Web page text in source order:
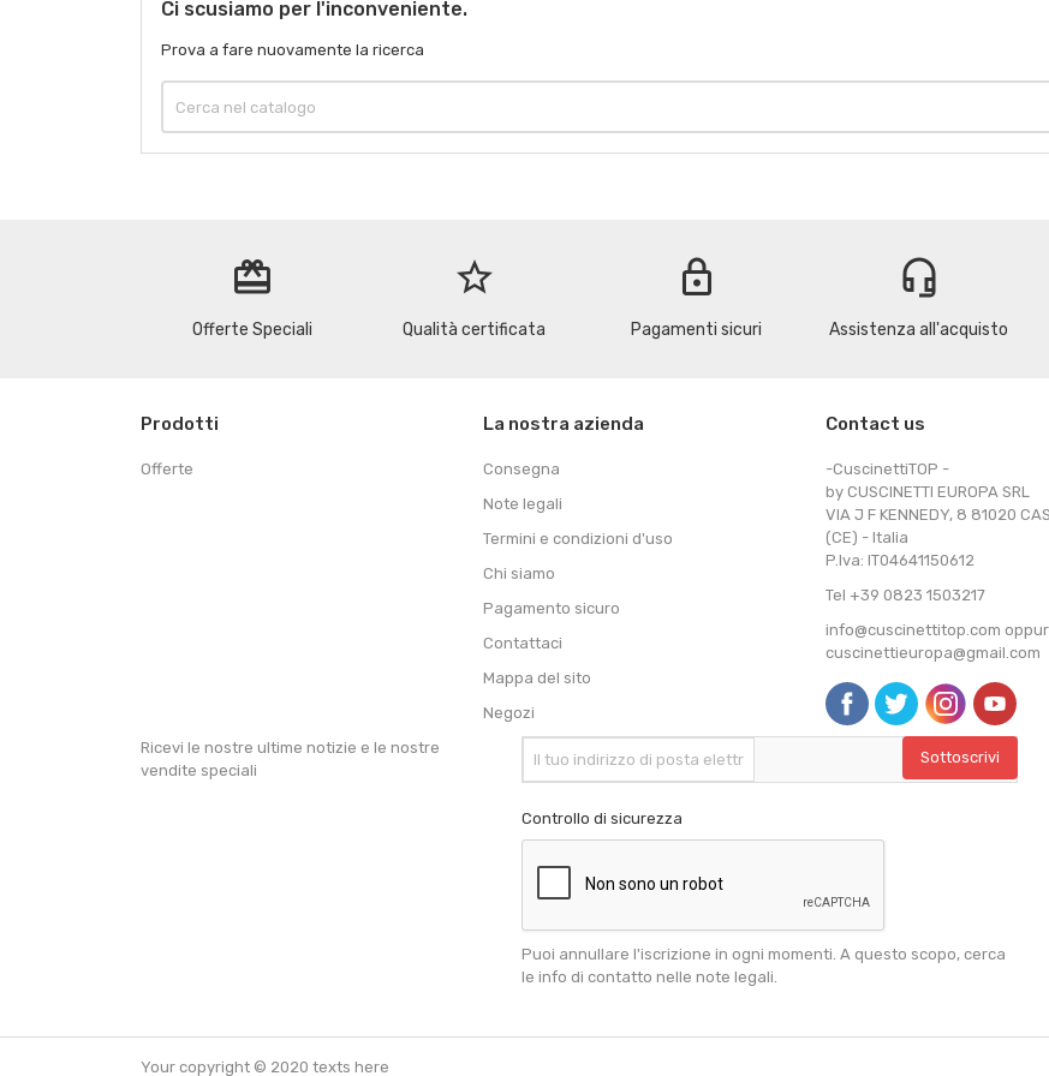
Ci scusiamo per l'inconveniente.
Prova a fare nuovamente la ricerca
redeem
Offerte Speciali
star_border
Qualità certificata
lock
Pagamenti sicuri
headset_mic
Assistenza all'acquisto
Prodotti
Offerte
La nostra azienda
Consegna
Note legali
Termini e condizioni d'uso
Chi siamo
Pagamento sicuro
Contattaci
Mappa del sito
Negozi
Contact us
-CuscinettiTOP -
by CUSCINETTI EUROPA SRL
VIA J F KENNEDY, 8 81020
(CE) - Italia
P.Iva: IT04641150612
Tel +39 0823 1503217
info@cuscinettitop.com
cuscinettieuropa@gmail.com
Ricevi le nostre ultime notizie e le nostre
vendite speciali
Controllo di sicurezza
Puoi annullare l'iscrizione in ogni momenti. A questo scopo, cerca
le info di contatto nelle note legali.
Your copyright © 2020 texts here